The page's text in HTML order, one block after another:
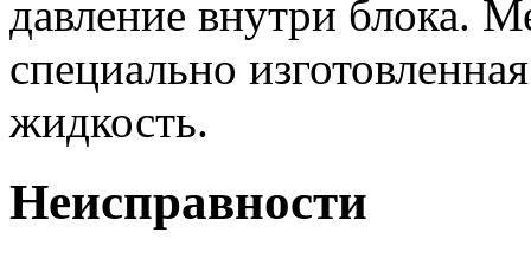
давление внутри блока.
специально
жидкость.
Неисправности